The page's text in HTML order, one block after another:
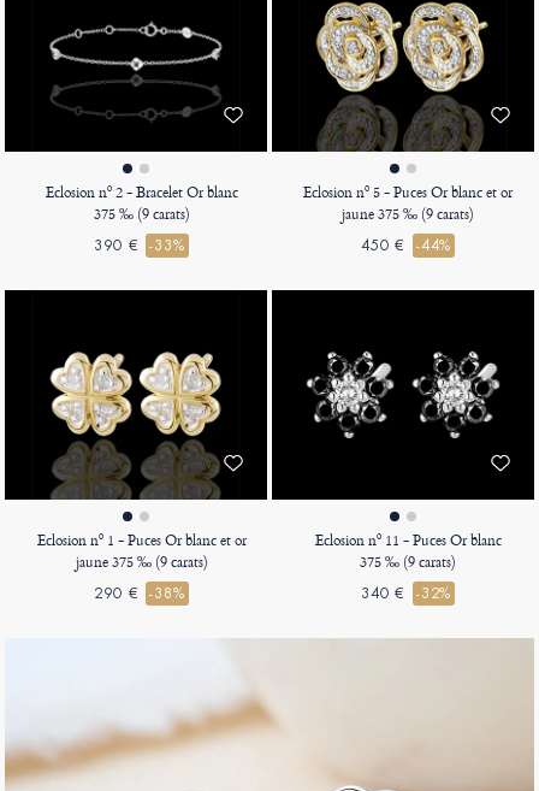
Eclosion nº 2 - Bracelet Or blanc
375 ‰ (9 carats)
390 € -33%
Eclosion nº 5 - Puces Or blanc et or
jaune 375 ‰ (9 carats)
450 € -44%
Eclosion nº 1 - Puces Or blanc et or
jaune 375 ‰ (9 carats)
290 € -38%
Eclosion nº 11 - Puces Or blanc
375 ‰ (9 carats)
340 € -32%